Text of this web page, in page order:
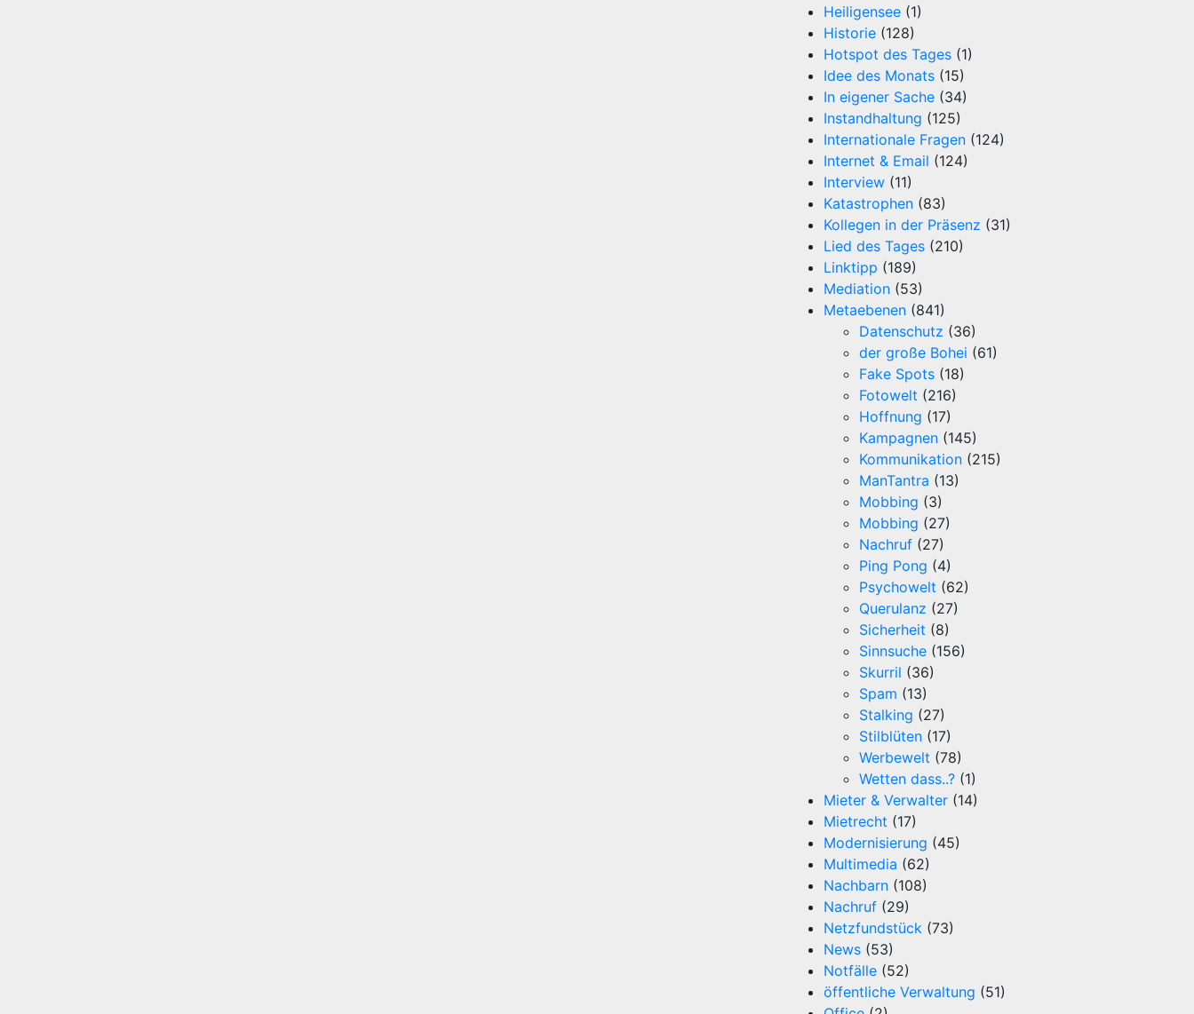
Heiligensee (1)
Historie (128)
Hotspot des Tages (1)
Idee des Monats (15)
In eigener Sache (34)
Instandhaltung (125)
Internationale Fragen (124)
Internet & Email (124)
Interview (11)
Katastrophen (83)
Kollegen in der Präsenz (31)
Lied des Tages (210)
Linktipp (189)
Mediation (53)
Metaebenen (841)
Datenschutz (36)
der große Bohei (61)
Fake Spots (18)
Fotowelt (216)
Hoffnung (17)
Kampagnen (145)
Kommunikation (215)
ManTantra (13)
Mobbing (3)
Mobbing (27)
Nachruf (27)
Ping Pong (4)
Psychowelt (62)
Querulanz (27)
Sicherheit (8)
Sinnsuche (156)
Skurril (36)
Spam (13)
Stalking (27)
Stilblüten (17)
Werbewelt (78)
Wetten dass..? (1)
Mieter & Verwalter (14)
Mietrecht (17)
Modernisierung (45)
Multimedia (62)
Nachbarn (108)
Nachruf (29)
Netzfundstück (73)
News (53)
Notfälle (52)
öffentliche Verwaltung (51)